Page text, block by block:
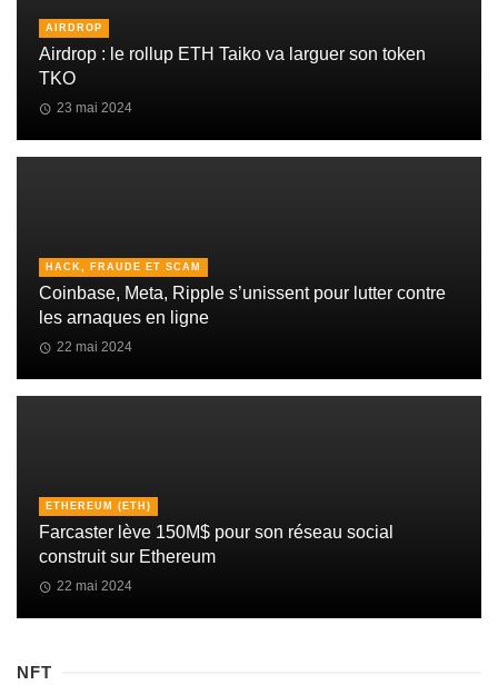
AIRDROP
Airdrop : le rollup ETH Taiko va larguer son token
TKO
23 mai 2024
HACK, FRAUDE ET SCAM
Coinbase, Meta, Ripple s’unissent pour lutter contre
les arnaques en ligne
22 mai 2024
ETHEREUM (ETH)
Farcaster lève 150M$ pour son réseau social
construit sur Ethereum
22 mai 2024
NFT